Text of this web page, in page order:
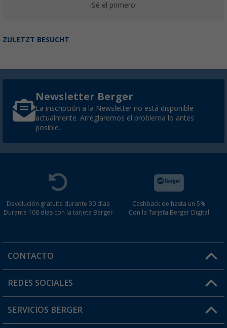
¡Sé el primero!
ZULETZT BESUCHT
Newsletter Berger
La inscripción a la Newsletter no está disponible
actualmente. Arreglaremos el problema lo antes
posible.
Devolución gratuita durante 30 días
Durante 100 días con la tarjeta Berger
Cashback de hasta un 5%
Con la Tarjeta Berger Digital
CONTACTO
Horario de atención al cliente:
¿Tienes alguna duda?
REDES SOCIALES
SERVICIOS BERGER